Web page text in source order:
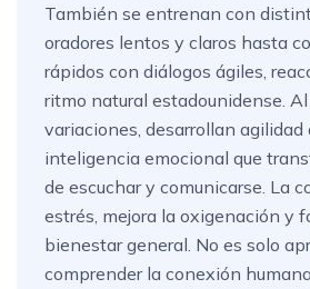
También se entrenan con
oradores lentos y claros hasta
rápidos con diálogos ágiles,
ritmo natural estadounidense.
variaciones, desarrollan agilidad
inteligencia emocional que
de escuchar y comunicarse. La
estrés, mejora la oxigenación y
bienestar general. No es solo
comprender la conexión